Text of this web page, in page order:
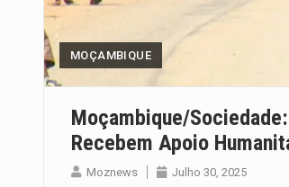
MOÇAMBIQUE
Moçambique/
Recebem Apoio
Moznews Julho 30, 2025